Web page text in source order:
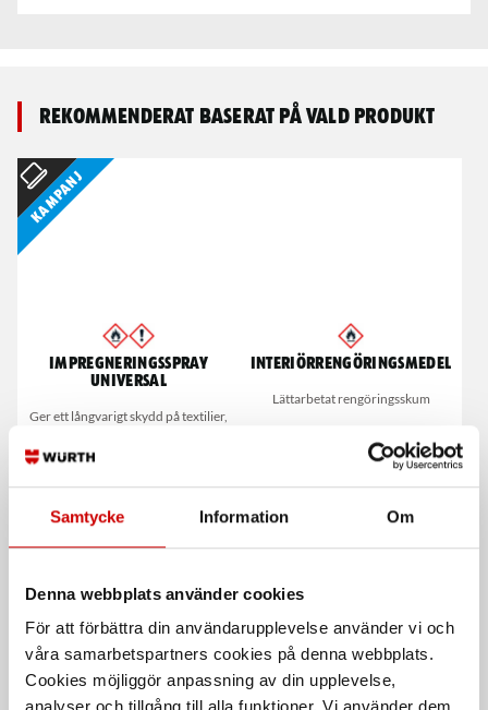
Samtycke Information Om
Denna webbplats använder cookies
För att förbättra din användarupplevelse använder vi och
våra samarbetspartners cookies på denna webbplats.
Cookies möjliggör anpassning av din upplevelse,
Rekommenderat baserat på vald produkt
Kampanj
Impregneringsspray
universal
Ger ett långvarigt skydd på textilier,
Interiörrengöringsmedel
Lättarbetat rengöringsskum
Buntband med metallås -
Thomas & Betts
Timesert set M10 x 1,25